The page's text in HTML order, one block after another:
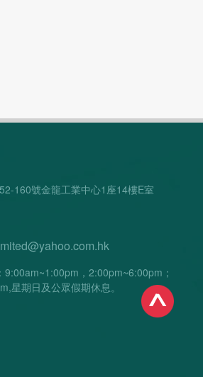
160號金龍工業中心1座14樓E室
，2:00pm~6:00pm；
星期日及公眾假期休息。